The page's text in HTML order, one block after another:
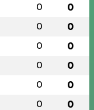
0 0
0 0
0 0
0 0
0 0
0 0